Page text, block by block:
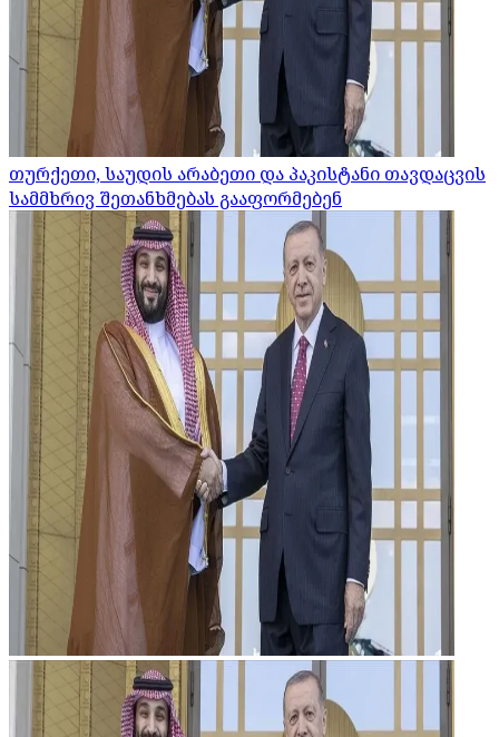
თურქეთი, საუდის არაბეთი და პაკისტანი თავდაცვის
სამმხრივ შეთანხმებას გააფორმებენ